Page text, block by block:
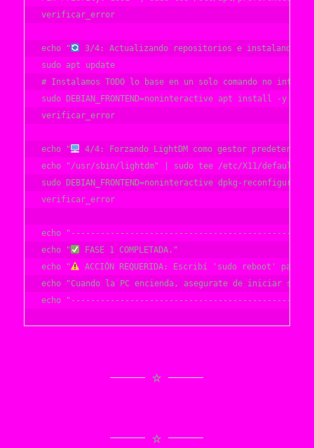
verificar_error
echo "
3/4: Actualizando repositorios e instalando
sudo apt update
# Instalamos TODO lo base en un solo comando no
sudo DEBIAN_FRONTEND=noninteractive apt install -y
verificar_error
echo "
4/4: Forzando LightDM como gestor
echo "/usr/sbin/lightdm" | sudo tee /etc/X11/default-
sudo DEBIAN_FRONTEND=noninteractive dpkg-reconfigure
verificar_error
echo
echo "
FASE 1 COMPLETADA."
echo "
ACCIÓN REQUERIDA: Escribí 'sudo reboot'
echo "Cuando la PC encienda, asegurate de iniciar
echo